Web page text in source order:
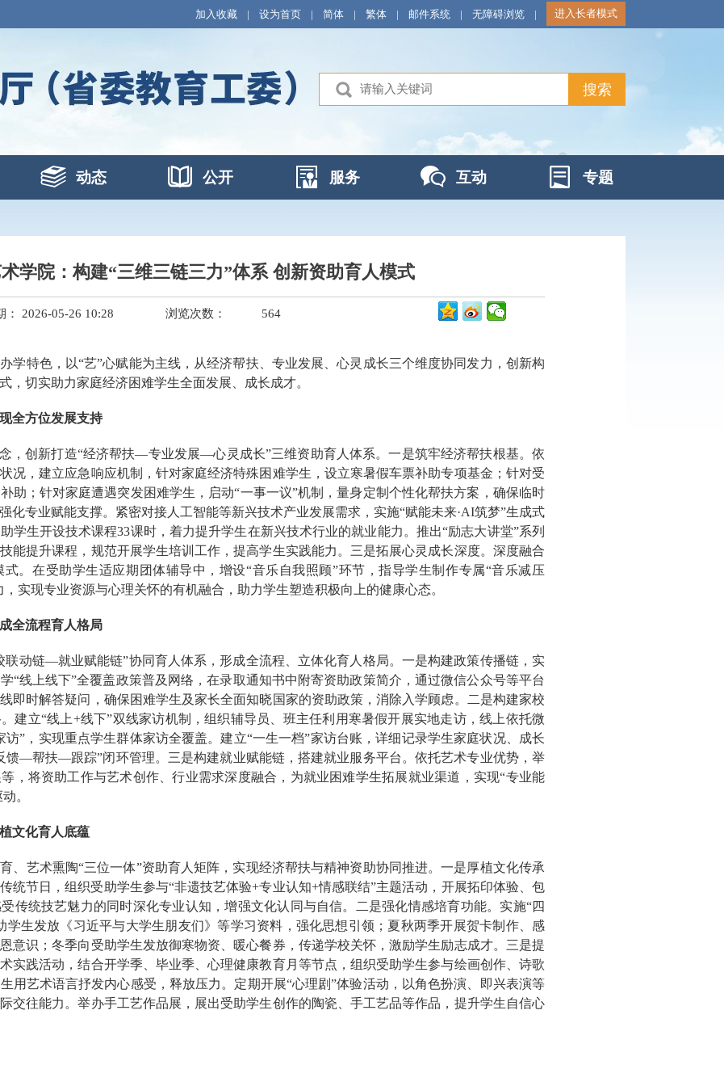
加入收藏 | 设为首页 | 简体 | 繁体 | 邮件系统 | 无障碍浏览 | 进入长者模式
动态 公开 服务 互动 专题
学院：构建“三维三链三力”体系 创新资助育人模式
： 2026-05-26 10:28 浏览次数： 564
学特色，以“艺”心赋能为主线，从经济帮扶、专业发展、心灵成长三个维度协同发力，创新构
，切实助力家庭经济困难学生全面发展、成长成才。
全方位发展支持
，创新打造“经济帮扶—专业发展—心灵成长”三维资助育人体系。一是筑牢经济帮扶根基。依
况，建立应急响应机制，针对家庭经济特殊困难学生，设立寒暑假车票补助专项基金；针对受
助；针对家庭遭遇突发困难学生，启动“一事一议”机制，量身定制个性化帮扶方案，确保临时
化专业赋能支撑。紧密对接人工智能等新兴技术产业发展需求，实施“赋能未来·AI筑梦”生成式
学生开设技术课程33课时，着力提升学生在新兴技术行业的就业能力。推出“励志大讲堂”系列
能提升课程，规范开展学生培训工作，提高学生实践能力。三是拓展心灵成长深度。深度融合
。在受助学生适应期团体辅导中，增设“音乐自我照顾”环节，指导学生制作专属“音乐减压
实现专业资源与心理关怀的有机融合，助力学生塑造积极向上的健康心态。
全流程育人格局
动链—就业赋能链”协同育人体系，形成全流程、立体化育人格局。一是构建政策传播链，实
“线上线下”全覆盖政策普及网络，在录取通知书中附寄资助政策简介，通过微信公众号等平台
即时解答疑问，确保困难学生及家长全面知晓国家的资助政策，消除入学顾虑。二是构建家校
建立“线上+线下”双线家访机制，组织辅导员、班主任利用寒暑假开展实地走访，线上依托微
”，实现重点学生群体家访全覆盖。建立“一生一档”家访台账，详细记录学生家庭状况、成长
—帮扶—跟踪”闭环管理。三是构建就业赋能链，搭建就业服务平台。依托艺术专业优势，举
，将资助工作与艺术创作、行业需求深度融合，为就业困难学生拓展就业渠道，实现“专业能
。
文化育人底蕴
、艺术熏陶“三位一体”资助育人矩阵，实现经济帮扶与精神资助协同推进。一是厚植文化传承
统节日，组织受助学生参与“非遗技艺体验+专业认知+情感联结”主题活动，开展拓印体验、包
传统技艺魅力的同时深化专业认知，增强文化认同与自信。二是强化情感培育功能。实施“四
学生发放《习近平与大学生朋友们》等学习资料，强化思想引领；夏秋两季开展贺卡制作、感
意识；冬季向受助学生发放御寒物资、暖心餐券，传递学校关怀，激励学生励志成才。三是提
实践活动，结合开学季、毕业季、心理健康教育月等节点，组织受助学生参与绘画创作、诗歌
用艺术语言抒发内心感受，释放压力。定期开展“心理剧”体验活动，以角色扮演、即兴表演等
交往能力。举办手工艺作品展，展出受助学生创作的陶瓷、手工艺品等作品，提升学生自信心